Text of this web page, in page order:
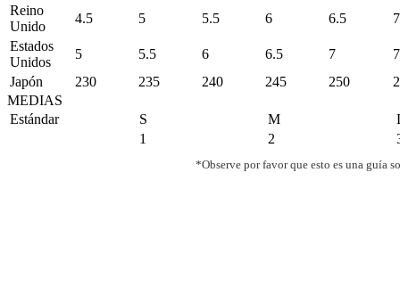
Reino
Unido
4.5 5 5.5 6 6.5
7
Estados
Unidos
5 5.5 6 6.5 7
Japón
230 235 240 245 250
MEDIAS
Estándar
S M
1
2
*Observe por favor que esto es una guía